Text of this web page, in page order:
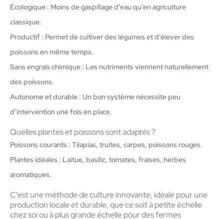
Écologique : Moins de gaspillage d’eau qu’en agriculture
classique.
Productif : Permet de cultiver des légumes et d’élever des
poissons en même temps.
Sans engrais chimique : Les nutriments viennent naturellement
des poissons.
Autonome et durable : Un bon système nécessite peu
d’intervention une fois en place.
Quelles plantes et poissons sont adaptés ?
Poissons courants : Tilapias, truites, carpes, poissons rouges.
Plantes idéales : Laitue, basilic, tomates, fraises, herbes
aromatiques.
C’est une méthode de culture innovante, idéale pour une
production locale et durable, que ce soit à petite échelle
chez soi ou à plus grande échelle pour des fermes